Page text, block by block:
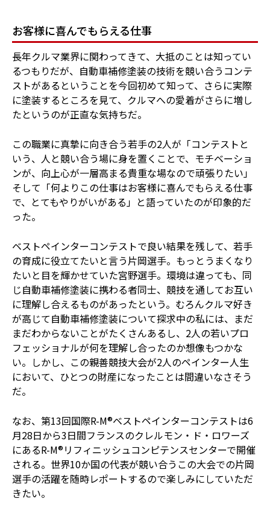
お客様に喜んでもらえる仕事
長年クルマ業界に関わってきて、大抵のことは知ってい
るつもりだが、自動車補修塗装の技術を競い合うコンテ
ストがあるということを今回初めて知って、さらに実際
に塗装するところを見て、クルマへの愛着がさらに増し
たというのが正直な気持ちだ。
この職業に真摯に向き合う若手の2人が「コンテストと
いう、人と競い合う場に身を置くことで、モチベーショ
ンが、向上心が一層高まる貴重な場なので頑張りたい」
そして「何よりこの仕事はお客様に喜んでもらえる仕事
で、とてもやりがいがある」と語っていたのが印象的だ
った。
ベストペインターコンテストで良い結果を残して、若手
の育成に役立てたいと言う片岡選手。もっとうまくなり
たいと目を輝かせていた宮野選手。環境は違っても、同
じ自動車補修塗装に携わる者同士、競技を通してお互い
に理解し合えるものがあったという。むろんクルマ好き
が高じて自動車補修塗装について探求中の私には、まだ
まだわからないことがたくさんあるし、2人の若いプロ
フェッショナルが何を理解し合ったのか想像もつかな
い。しかし、この親善競技大会が2人のペインター人生
において、ひとつの財産になったことは間違いなさそう
だ。
なお、第13回国際R-M®ベストペインターコンテストは6
月28日から3日間フランスのクレルモン・ド・ロワーズ
にあるR-M®リフィニッシュコンピテンスセンターで開催
される。世界10か国の代表が競い合うこの大会での片岡
選手の活躍を随時レポートするので楽しみにしていただ
きたい。